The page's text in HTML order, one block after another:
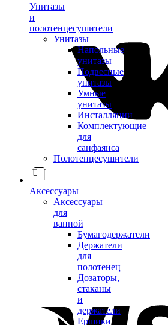
Унитазы
и
полотенцесушители
Унитазы
Напольные
унитазы
Подвесные
унитазы
Умные
унитазы
Инсталляции
Комплектующие
для
санфаянса
Полотенцесушители
Аксессуары
Аксессуары
для
ванной
Бумагодержатели
Держатели
для
полотенец
Дозаторы,
стаканы
и
держатели
Ершики